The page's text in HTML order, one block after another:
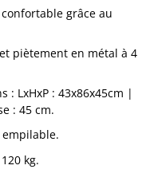
grâce au
piètement en métal à 4
: LxHxP : 43x86x45cm |
: 45 cm.
kg.